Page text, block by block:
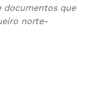
documentos que
norte-